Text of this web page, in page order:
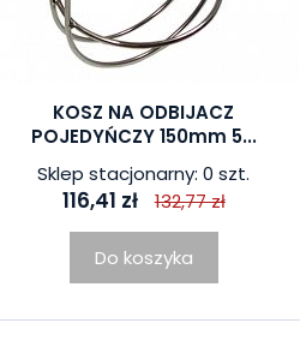
KOSZ NA ODBIJACZ
POJEDYŃCZY 150mm 5...
Sklep stacjonarny: 0 szt.
116,41 zł 132,77 zł
Do koszyka